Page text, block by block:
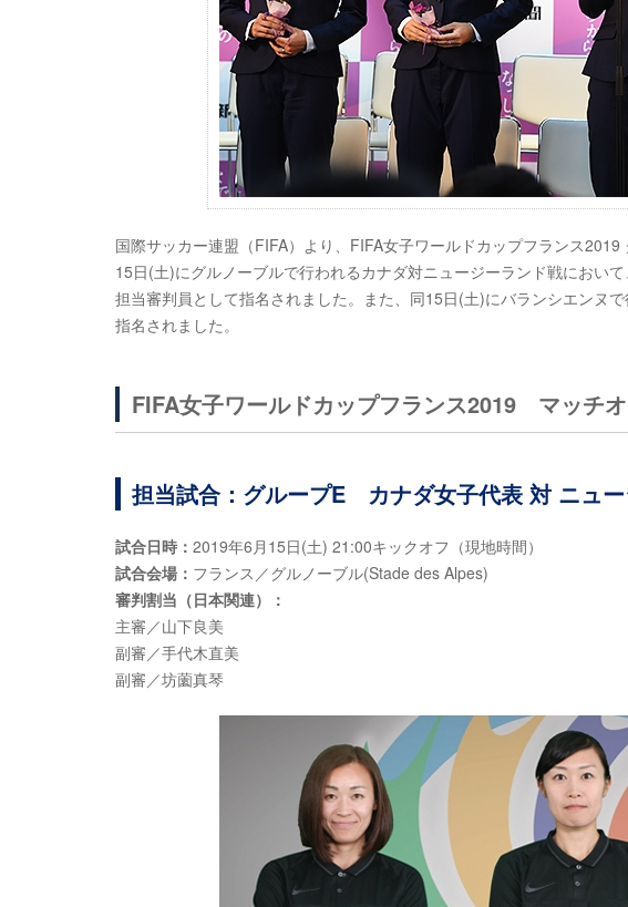
国際サッカー連盟（FIFA）より、FIFA女子ワールドカップフランス
15日(土)にグルノーブルで行われるカナダ対ニュージーランド戦におい
担当審判員として指名されました。また、同15日(土)にバランシエンヌ
指名されました。
FIFA女子ワールドカップフランス2019 マッチ
担当試合：グループE カナダ女子代表 対 ニュ
試合日時： 2019年6月15日(土) 21:00キックオフ（現地時間）
試合会場： フランス／グルノーブル(Stade des Alpes)
審判割当（日本関連）：
主審／山下良美
副審／手代木直美
副審／坊薗真琴